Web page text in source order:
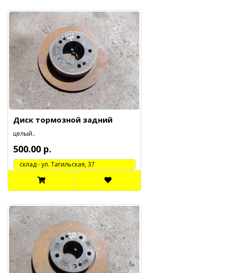
Диск тормозной задний
целый..
500.00 р.
cклад - ул. Тагильская, 37